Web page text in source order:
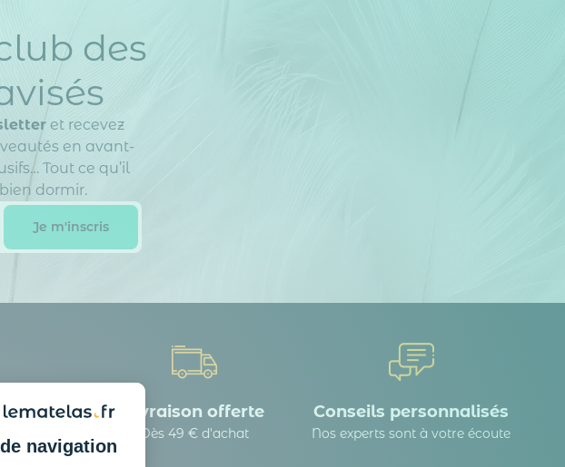
navigation
des
et recevez
en avant-
Tout ce qu’il
dormir.
possible Livraison offerte
Dès 49 € d'achat
Conseils personnalisés
Nos experts sont à votre écoute